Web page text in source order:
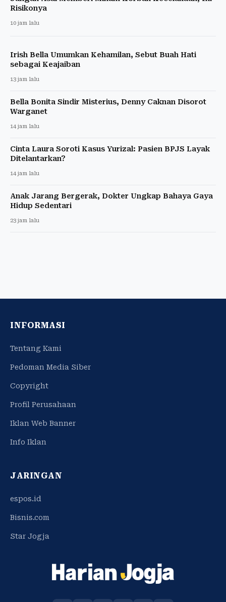
Risikonya
10 jam lalu
Irish Bella Umumkan Kehamilan, Sebut Buah Hati
sebagai Keajaiban
13 jam lalu
Bella Bonita Sindir Misterius, Denny Caknan Disorot
Warganet
14 jam lalu
Cinta Laura Soroti Kasus Yurizal: Pasien BPJS Layak
Ditelantarkan?
14 jam lalu
Anak Jarang Bergerak, Dokter Ungkap Bahaya Gaya
Hidup Sedentari
23 jam lalu
INFORMASI
Tentang Kami
Pedoman Media Siber
Copyright
Profil Perusahaan
Iklan Web Banner
Info Iklan
JARINGAN
espos.id
Bisnis.com
Star Jogja